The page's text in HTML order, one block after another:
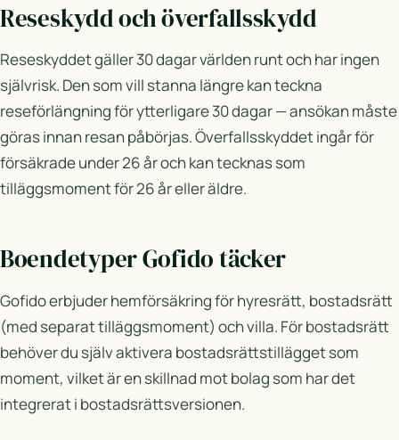
Reseskydd och överfallsskydd
Reseskyddet gäller 30 dagar världen runt och har ingen
självrisk. Den som vill stanna längre kan teckna
reseförlängning för ytterligare 30 dagar — ansökan måste
göras innan resan påbörjas. Överfallsskyddet ingår för
försäkrade under 26 år och kan tecknas som
tilläggsmoment för 26 år eller äldre.
Boendetyper Gofido täcker
Gofido erbjuder hemförsäkring för hyresrätt, bostadsrätt
(med separat tilläggsmoment) och villa. För bostadsrätt
behöver du själv aktivera bostadsrättstillägget som
moment, vilket är en skillnad mot bolag som har det
integrerat i bostadsrättsversionen.